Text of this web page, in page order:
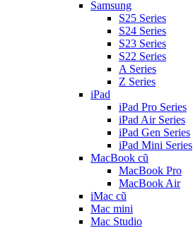
Samsung
S25 Series
S24 Series
S23 Series
S22 Series
A Series
Z Series
iPad
iPad Pro Series
iPad Air Series
iPad Gen Series
iPad Mini Series
MacBook cũ
MacBook Pro
MacBook Air
iMac cũ
Mac mini
Mac Studio